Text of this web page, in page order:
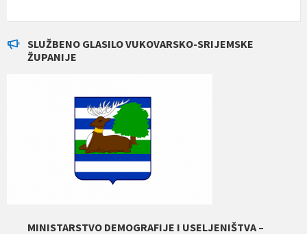
SLUŽBENO GLASILO VUKOVARSKO-SRIJEMSKE
ŽUPANIJE
MINISTARSTVO DEMOGRAFIJE I USELJENIŠTVA –